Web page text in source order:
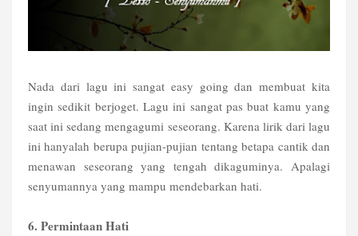
Nada dari lagu ini sangat easy going dan membuat kita
ingin sedikit berjoget. Lagu ini sangat pas buat kamu yang
saat ini sedang mengagumi seseorang. Karena lirik dari lagu
ini hanyalah berupa pujian-pujian tentang betapa cantik dan
menawan seseorang yang tengah dikaguminya. Apalagi
senyumannya yang mampu mendebarkan hati.
6. Permintaan Hati